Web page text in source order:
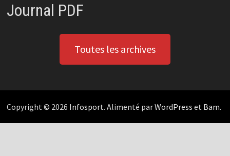
Journal PDF
Toutes les archives
Copyright © 2026 Infosport. Alimenté parWordPress et Bam.